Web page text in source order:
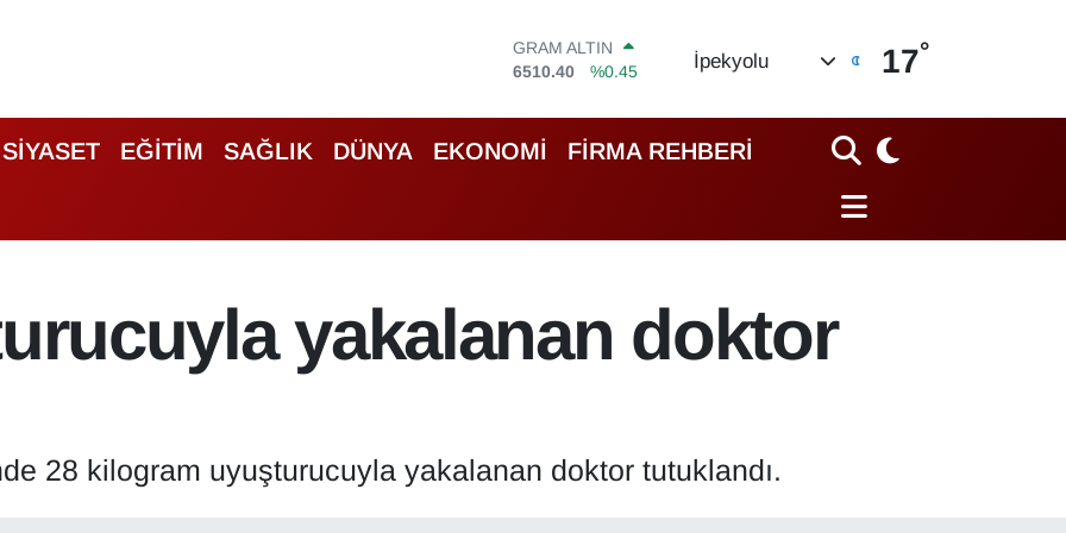
6510.40
%0.45
BİST100
DOLAR
İpekyolu 17°
SİYASET EĞİTİM SAĞLIK DÜNYA EKONOMİ FİRMA REHBERİ
yakalanan doktor
28 kilogram uyuşturucuyla yakalanan doktor tutuklandı.